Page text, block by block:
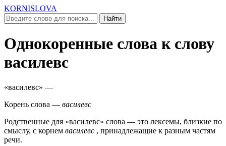
KORNISLOVA
Найти
Однокоренные слова к слову
василевс
«василевс» —
Корень слова — василевс
Родственные для «василевс» слова — это лексемы, близкие по
смыслу, c корнем василевс , принадлежащие к разным частям
речи.